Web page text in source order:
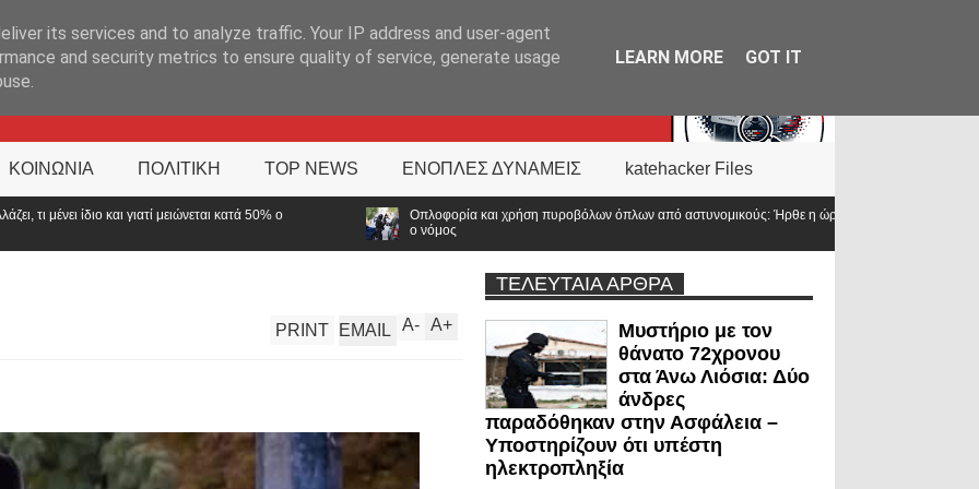
ΚΟΙΝΩΝΙΑ ΠΟΛΙΤΙΚΗ TOP NEWS ΕΝΟΠΛΕΣ ΔΥΝΑΜΕΙΣ katehacker Files
κατά 50% ο
Οπλοφορία και χρήση πυροβόλων όπλων από αστυνομικούς: Ήρθε η ώρα να αλλάξει
A+
A-
PRINT EMAIL
ΤΕΛΕΥΤΑΙΑ ΑΡΘΡΑ
Μυστήριο με τον
θάνατο 72χρονου
στα Άνω Λιόσια: Δύο
άνδρες
παραδόθηκαν στην Ασφάλεια –
Υποστηρίζουν ότι υπέστη
ηλεκτροπληξία
its services and to analyze traffic. Your IP address and user-agent
and security metrics to ensure quality of service, generate usage
LEARN MORE GOT IT